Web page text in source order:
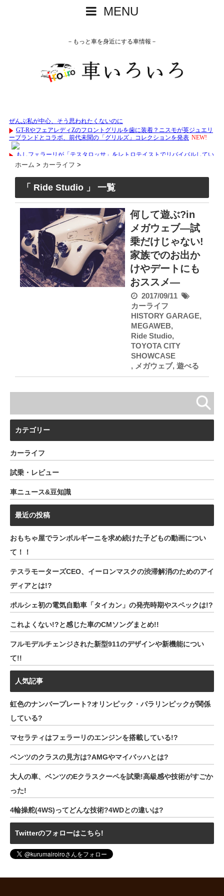
MENU
－もっと車を身近にする車情報－
ホーム > カーライフ >
「 Ride Studio 」 一覧
何して遊ぶ?in
メガウェブ―試
乗だけじゃない!
家族でのお出か
けやデートにも
おススメ―
2017/09/11
カーライフ
HISTORY GARAGE,
MEGAWEB,
Ride Studio,
TOYOTA CITY
SHOWCASE
, メガウェブ, 遊べる
カテゴリー
カーライフ
試乗・レビュー
車ニュース&豆知識
最近の投稿
おもちゃ屋でランボルギーニを求め続けた子どもの動画につい
て！！
テスラモーターズCEO、イーロンマスクの渋滞解消のためのアイ
ディアとは!?
ポルシェ初の電気自動車「タイカン」の発売時期やスペックは!?
これよくない!?と感じた車のCMソングまとめ!!
フルモデルチェンジされた新型911のデザインや新機能につい
て!!
人気記事
虹色のナンバープレート?オリンピック・パラリンピックが関係
している?
マセラティはフェラーリのエンジンを搭載している!?
ベンツのクラスの見方は?AMGやマイバッハとは?
大人の車、ベンツのEクラスクーペを試乗!高級感や技術がすごか
った!
4輪操舵(4WS)ってどんな技術?4WDとの違いは?
Twitterのフォローはこちら!